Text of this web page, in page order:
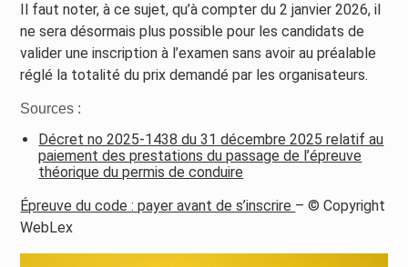
Il faut noter, à ce sujet, qu’à compter du 2 janvier 2026, il
ne sera désormais plus possible pour les candidats de
valider une inscription à l’examen sans avoir au préalable
réglé la totalité du prix demandé par les organisateurs.
Sources :
Décret no 2025-1438 du 31 décembre 2025 relatif au
paiement des prestations du passage de l’épreuve
théorique du permis de conduire
Épreuve du code : payer avant de s’inscrire – © Copyright
WebLex